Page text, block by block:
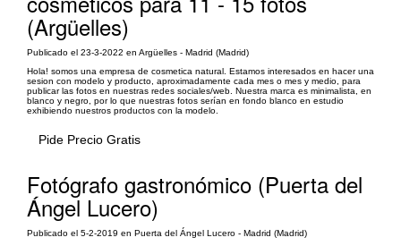
(Argüelles)
Publicado el 23-3-2022 en Argüelles - Madrid (Madrid)
Hola! somos una empresa de cosmetica natural. Estamos interesados en hacer una
sesion con modelo y producto, aproximadamente cada mes o mes y medio, para
publicar las fotos en nuestras redes sociales/web. Nuestra marca es minimalista, en
blanco y negro, por lo que nuestras fotos serían en fondo blanco en estudio
exhibiendo nuestros productos con la modelo.
Pide Precio Gratis
Fotógrafo gastronómico (Puerta del
Ángel Lucero)
Publicado el 5-2-2019 en Puerta del Ángel Lucero - Madrid (Madrid)